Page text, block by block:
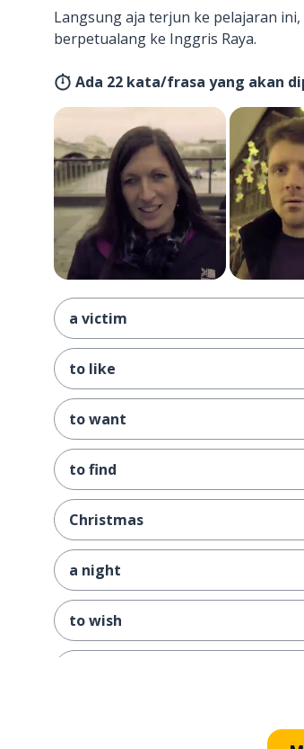
Langsung aja terjun ke pelajaran
berpetualang ke Inggris Raya.
Ada 22 kata/frasa yang akan
a victim
to like
to want
to find
Christmas
a night
to wish